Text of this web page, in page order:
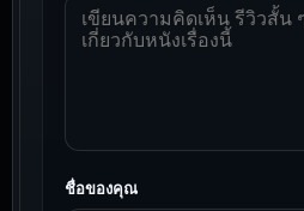
ชื่อของคุณ